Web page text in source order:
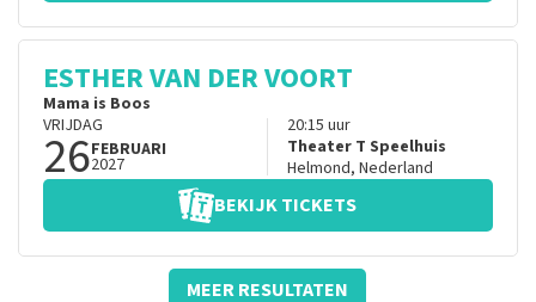
ESTHER VAN DER VOORT
Mama is Boos
VRIJDAG
26FEBRUARI
2027
20:15 uur
Theater T Speelhuis
Helmond, Nederland
BEKIJK TICKETS
MEER RESULTATEN